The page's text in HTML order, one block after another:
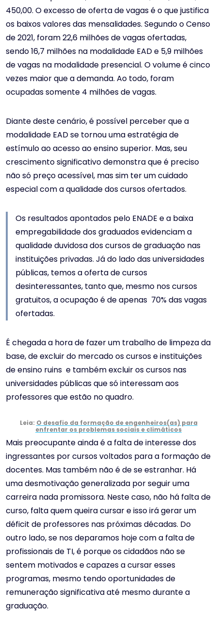
450,00. O excesso de oferta de vagas é o que justifica
os baixos valores das mensalidades. Segundo o Censo
de 2021, foram 22,6 milhões de vagas ofertadas,
sendo 16,7 milhões na modalidade EAD e 5,9 milhões
de vagas na modalidade presencial. O volume é cinco
vezes maior que a demanda. Ao todo, foram
ocupadas somente 4 milhões de vagas.
Diante deste cenário, é possível perceber que a
modalidade EAD se tornou uma estratégia de
estímulo ao acesso ao ensino superior. Mas, seu
crescimento significativo demonstra que é preciso
não só preço acessível, mas sim ter um cuidado
especial com a qualidade dos cursos ofertados.
Os resultados apontados pelo ENADE e a baixa
empregabilidade dos graduados evidenciam a
qualidade duvidosa dos cursos de graduação nas
instituições privadas. Já do lado das universidades
públicas, temos a oferta de cursos
desinteressantes, tanto que, mesmo nos cursos
gratuitos, a ocupação é de apenas 70% das vagas
ofertadas.
É chegada a hora de fazer um trabalho de limpeza da
base, de excluir do mercado os cursos e instituições
de ensino ruins e também excluir os cursos nas
universidades públicas que só interessam aos
professores que estão no quadro.
Leia: O desafio da formação de engenheiros(as) para
enfrentar os problemas sociais e climáticos
Mais preocupante ainda é a falta de interesse dos
ingressantes por cursos voltados para a formação de
docentes. Mas também não é de se estranhar. Há
uma desmotivação generalizada por seguir uma
carreira nada promissora. Neste caso, não há falta de
curso, falta quem queira cursar e isso irá gerar um
déficit de professores nas próximas décadas. Do
outro lado, se nos deparamos hoje com a falta de
profissionais de TI, é porque os cidadãos não se
sentem motivados e capazes a cursar esses
programas, mesmo tendo oportunidades de
remuneração significativa até mesmo durante a
graduação.